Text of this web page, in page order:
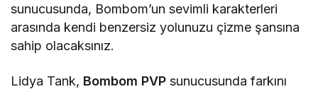
sunucusunda, Bombom’un sevimli karakterleri
arasında kendi benzersiz yolunuzu çizme şansına
sahip olacaksınız.
Lidya Tank, Bombom PVP sunucusunda farkını